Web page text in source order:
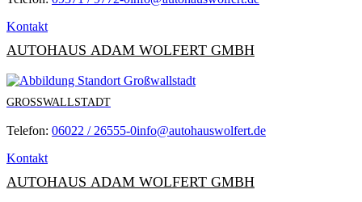
Kontakt
AUTOHAUS ADAM WOLFERT GMBH
GROSSWALLSTADT
Telefon: 06022 / 26555-0info@autohauswolfert.de
Kontakt
AUTOHAUS ADAM WOLFERT GMBH